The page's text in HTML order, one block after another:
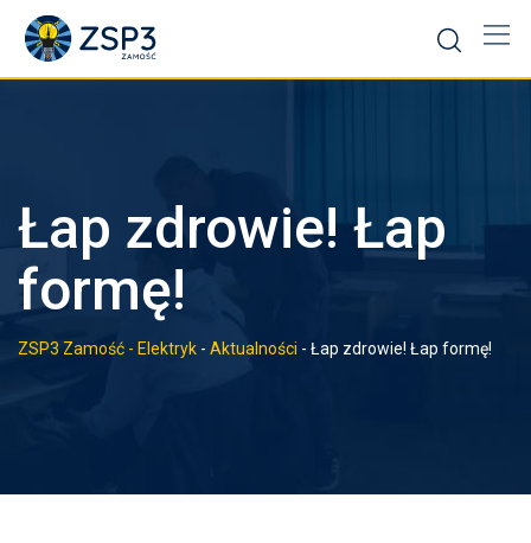
Łap zdrowie! Łap
formę!
ZSP3 Zamość - Elektryk - Aktualności - Łap zdrowie! Łap formę!